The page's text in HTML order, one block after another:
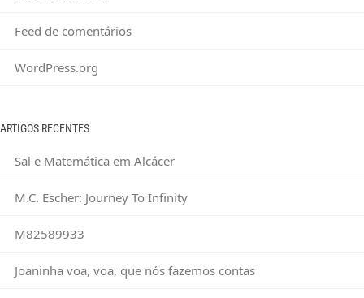
Feed de comentários
WordPress.org
ARTIGOS RECENTES
Sal e Matemática em Alcácer
M.C. Escher: Journey To Infinity
M82589933
Joaninha voa, voa, que nós fazemos contas